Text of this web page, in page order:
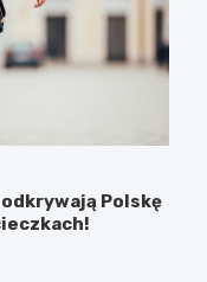
odkrywają Polskę